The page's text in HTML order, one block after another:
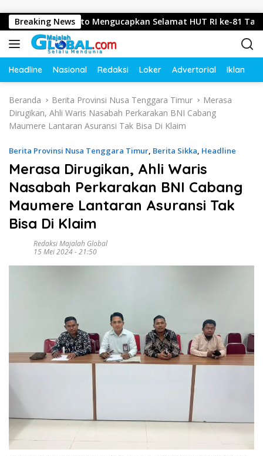
Breaking News
Mojokerto Mengucapkan Selamat HUT RI ke-81 Tahun 2026
Headline Nasional Redaksi Loker Advertorial Iklan
Beranda Berita Provinsi Nusa Tenggara Timur
Merasa
Dirugikan, Ahli Waris Nasabah Perkarakan BNI Cabang
Maumere Lantaran Asuransi Tak Bisa Di Klaim
Berita Provinsi Nusa Tenggara Timur, Berita Sikka, Headline
Merasa Dirugikan, Ahli Waris
Nasabah Perkarakan BNI Cabang
Maumere Lantaran Asuransi Tak
Bisa Di Klaim
Redaksi Majalah Global
15 Mei 2024 - 21:50